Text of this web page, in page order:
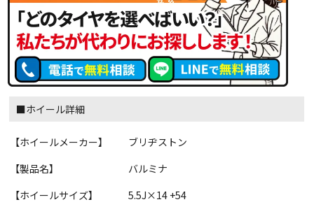
■ホイール詳細
【ホイールメーカー】
ブリヂストン
【製品名】
バルミナ
【ホイールサイズ】
5.5J×14 +54